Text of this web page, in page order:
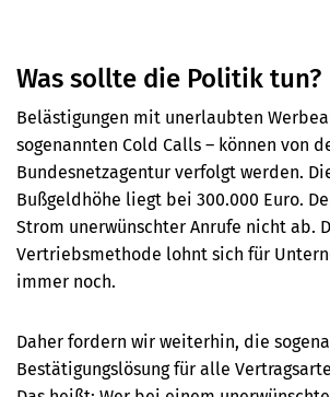
Was sollte die Politik tun?
Belästigungen mit unerlaubten
sogenannten Cold Calls – können von
Bundesnetzagentur verfolgt werden.
Bußgeldhöhe liegt bei 300.000 Euro.
Strom unerwünschter Anrufe nicht ab.
Vertriebsmethode lohnt sich für
immer noch.
Daher fordern wir weiterhin, die
Bestätigungslösung für alle